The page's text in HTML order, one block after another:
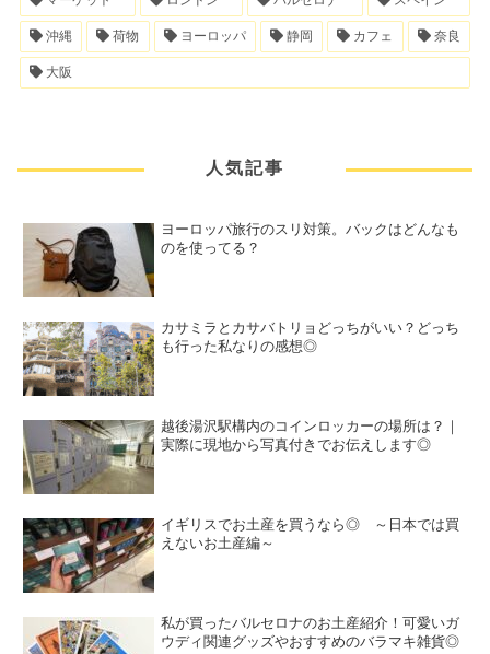
沖縄 荷物 ヨーロッパ 静岡 カフェ 奈良
大阪
人気記事
ヨーロッパ旅行のスリ対策。バックはどんなも
のを使ってる？
カサミラとカサバトリョどっちがいい？どっち
も行った私なりの感想◎
越後湯沢駅構内のコインロッカーの場所は？｜
実際に現地から写真付きでお伝えします◎
イギリスでお土産を買うなら◎ ～日本では買
えないお土産編～
私が買ったバルセロナのお土産紹介！可愛いガ
ウディ関連グッズやおすすめのバラマキ雑貨◎